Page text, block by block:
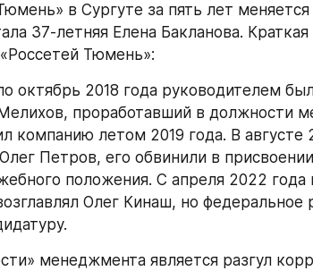
в Сургуте за пять лет
37-летняя Елена Бакланова.
Тюмень»:
проработавший в должности
компанию летом 2019 года. В августе
Петров, его обвинили в
положения. С апреля 2022 года
Олег Кинаш, но федеральное